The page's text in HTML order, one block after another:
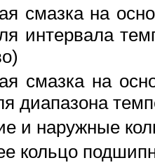
смазка на
интервала
смазка на
диапазона
и наружные
кольцо